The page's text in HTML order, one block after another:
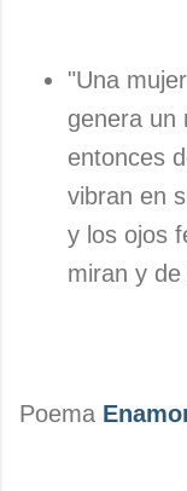
"Una
genera un
entonces
vibran en
y los ojos
miran y
Poema